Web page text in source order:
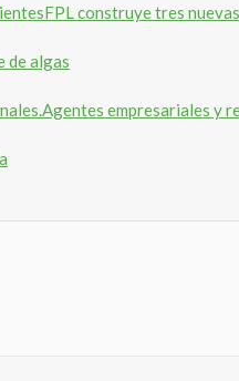
FPL construye tres
de algas
Agentes empresariales y